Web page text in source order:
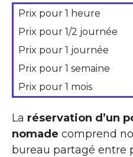
Prix pour 1 heure
Prix pour 1/2 journée
Prix pour 1 journée
Prix pour 1 semaine
Prix pour 1 mois
La réservation d’un
nomade comprend
bureau partagé entre